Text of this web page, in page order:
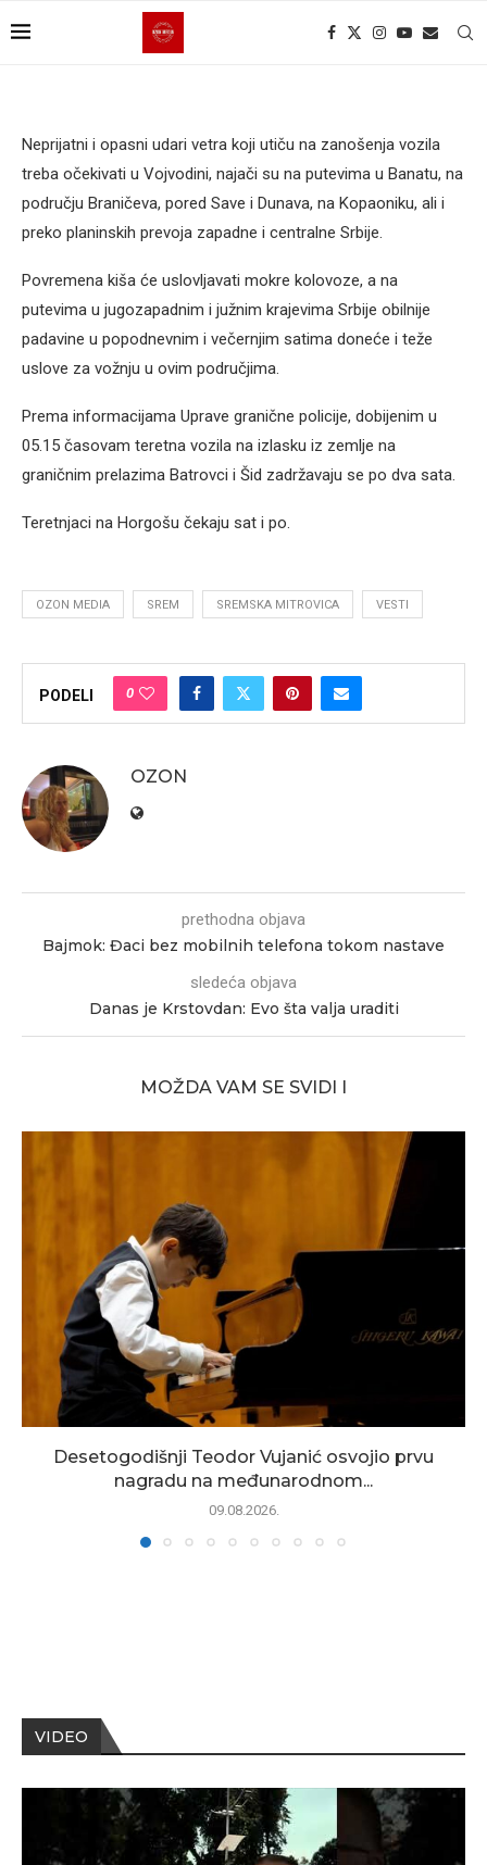
Neprijatni i opasni udari vetra koji utiču na zanošenja vozila
treba očekivati u Vojvodini, najači su na putevima u Banatu, na
području Braničeva, pored Save i Dunava, na Kopaoniku, ali i
preko planinskih prevoja zapadne i centralne Srbije.
Povremena kiša će uslovljavati mokre kolovoze, a na
putevima u jugozapadnim i južnim krajevima Srbije obilnije
padavine u popodnevnim i večernjim satima doneće i teže
uslove za vožnju u ovim područjima.
Prema informacijama Uprave granične policije, dobijenim u
05.15 časovam teretna vozila na izlasku iz zemlje na
graničnim prelazima Batrovci i Šid zadržavaju se po dva sata.
Teretnjaci na Horgošu čekaju sat i po.
OZON MEDIA SREM SREMSKA MITROVICA VESTI
PODELI 0
OZON
prethodna objava
Bajmok: Đaci bez mobilnih telefona tokom nastave
sledeća objava
Danas je Krstovdan: Evo šta valja uraditi
MOŽDA VAM SE SVIDI I
Desetogodišnji Teodor Vujanić osvojio prvu
nagradu na međunarodnom...
09.08.2026.
VIDEO